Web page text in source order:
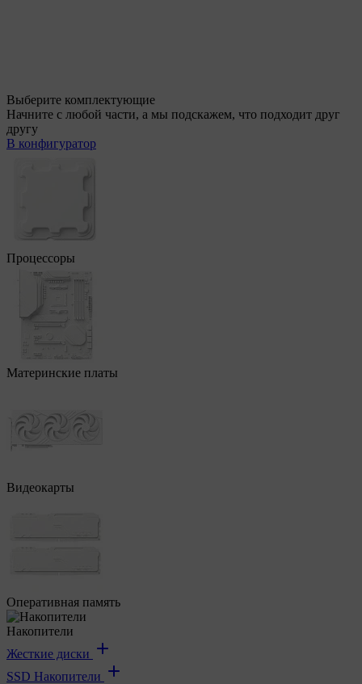
Выберите комплектующие
Начните с любой части, а мы подскажем, что подходит друг
другу
В конфигуратор
Процессоры
Материнские платы
Видеокарты
Оперативная память
Накопители
Жесткие диски
SSD Накопители